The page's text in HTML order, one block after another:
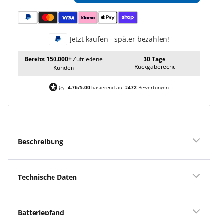
verringern erhöhen
Jetzt kaufen - später bezahlen!
Bereits 150.000+Zufriedene
Kunden
30 Tage
Rückgaberecht
4.76/5.00 basierend auf2472 Bewertungen
Beschreibung
Technische Daten
Batteriepfand